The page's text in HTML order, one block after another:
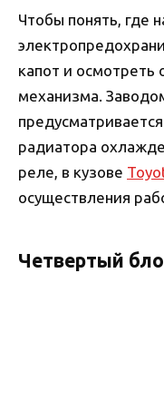
Чтобы понять, где
капот и осмотреть
механизма.
радиатора
реле, в кузове
осуществления
Четвертый